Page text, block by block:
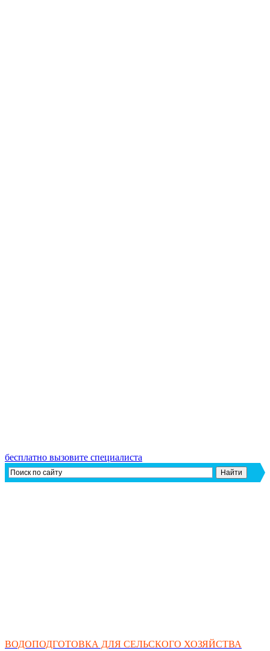
бесплатно вызовите специалиста
ВОДОПОДГОТОВКА ДЛЯ СЕЛЬСКОГО ХОЗЯЙСТВА